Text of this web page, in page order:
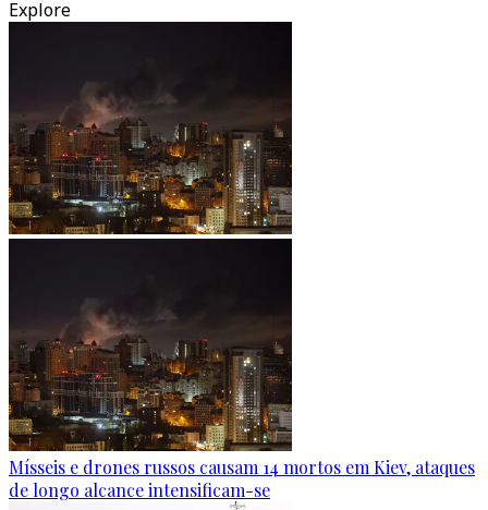
Explore
Mísseis e drones russos causam 14 mortos em Kiev, ataques
de longo alcance intensificam-se